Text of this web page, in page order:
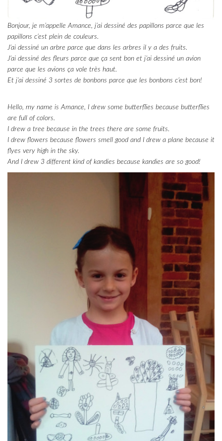
Bonjour, je m’appelle Amance, j’ai dessiné des papillons parce que les
papillons c’est plein de couleurs.
J’ai dessiné un arbre parce que dans les arbres il y a des fruits.
J’ai dessiné des fleurs parce que ça sent bon et j’ai dessiné un avion
parce que les avions ça vole très haut.
Et j’ai dessiné 3 sortes de bonbons parce que les bonbons c’est bon!
Hello, my name is Amance, I drew some butterflies because butterflies
are full of colors.
I drew a tree because in the trees there are some fruits.
I drew flowers because flowers smell good and I drew a plane because it
flyes very high in the sky.
And I drew 3 different kind of kandies because kandies are so good!